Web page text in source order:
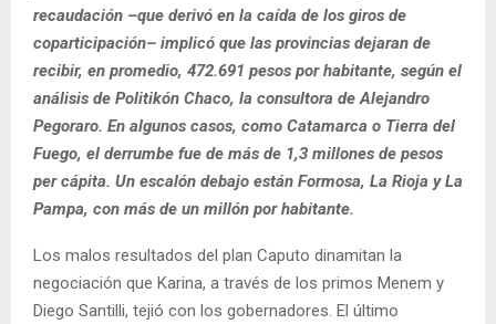
recaudación –que derivó en la caída de los giros de
coparticipación– implicó que las provincias dejaran de
recibir, en promedio, 472.691 pesos por habitante, según el
análisis de Politikón Chaco, la consultora de Alejandro
Pegoraro. En algunos casos, como Catamarca o Tierra del
Fuego, el derrumbe fue de más de 1,3 millones de pesos
per cápita. Un escalón debajo están Formosa, La Rioja y La
Pampa, con más de un millón por habitante.
Los malos resultados del plan Caputo dinamitan la
negociación que Karina, a través de los primos Menem y
Diego Santilli, tejió con los gobernadores. El último